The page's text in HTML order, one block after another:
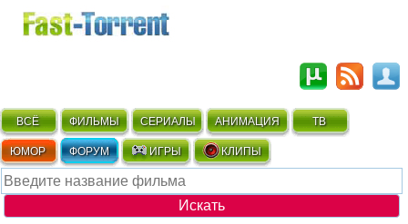
ВСЁ ФИЛЬМЫ СЕРИАЛЫ АНИМАЦИЯ ТВ
ЮМОР ФОРУМ ИГРЫ КЛИПЫ